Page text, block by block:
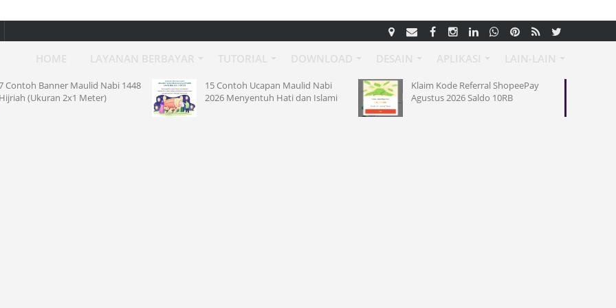
1448
15 Contoh Ucapan Maulid Nabi
2026 Menyentuh Hati dan Islami
Klaim Kode Referral ShopeePay
Agustus 2026 Saldo 10RB
Desain Poster Maulid